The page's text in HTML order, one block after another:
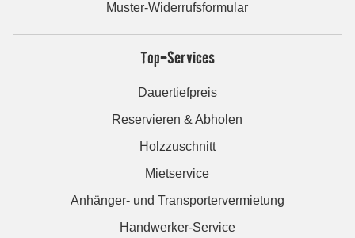
Muster-Widerrufsformular
Top-Services
Dauertiefpreis
Reservieren & Abholen
Holzzuschnitt
Mietservice
Anhänger- und Transportervermietung
Handwerker-Service